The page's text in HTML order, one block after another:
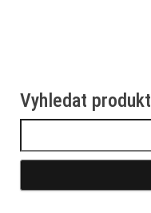
Vyhledat produkt